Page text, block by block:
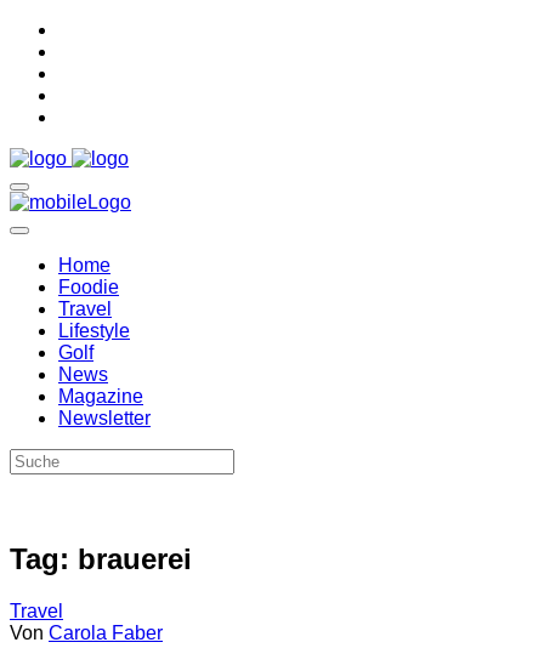
Home
Foodie
Travel
Lifestyle
Golf
News
Magazine
Newsletter
Tag: brauerei
Travel
Von Carola Faber